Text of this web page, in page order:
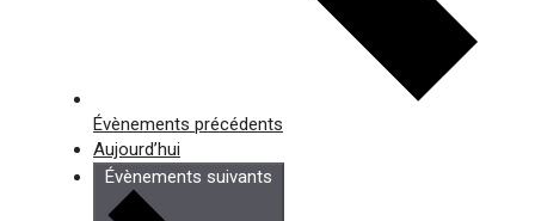
Évènements précédents
Aujourd’hui
Évènements suivants